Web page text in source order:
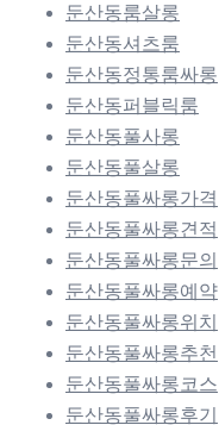
둔산동룸살롱
둔산동셔츠룸
둔산동정통룸싸롱
둔산동퍼블릭룸
둔산동풀사롱
둔산동풀살롱
둔산동풀싸롱가격
둔산동풀싸롱견적
둔산동풀싸롱문의
둔산동풀싸롱예약
둔산동풀싸롱위치
둔산동풀싸롱추천
둔산동풀싸롱코스
둔산동풀싸롱후기